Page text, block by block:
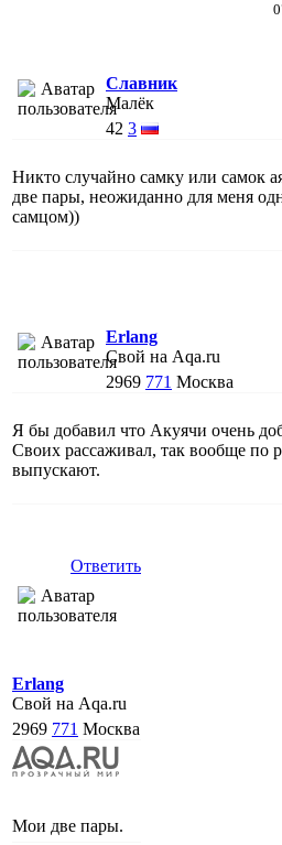
Славник
Малёк
42 3
Никто случайно самку или самок
две пары, неожиданно для меня
самцом))
Erlang
Свой на Aqa.ru
2969 771 Москва
Я бы добавил что Акуячи очень
Своих рассаживал, так вообще по
выпускают.
Ответить
Erlang
Свой на Aqa.ru
2969 771 Москва
Мои две пары.